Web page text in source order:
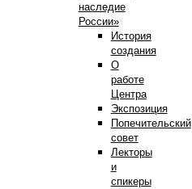
наследие
России»
История
создания
О
работе
Центра
Экспозиция
Попечительский
совет
Лекторы
и
спикеры